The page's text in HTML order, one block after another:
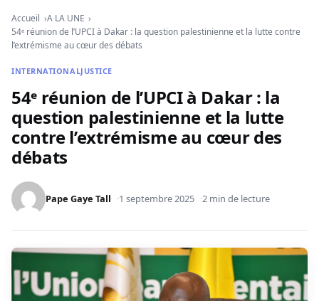
Accueil
A LA UNE
54ᵉ réunion de l’UPCI à Dakar : la question palestinienne et la lutte contre
l’extrémisme au cœur des débats
INTERNATIONALJUSTICE
54ᵉ réunion de l’UPCI à Dakar : la
question palestinienne et la lutte
contre l’extrémisme au cœur des
débats
Pape Gaye Tall 1 septembre 2025 2 min de lecture